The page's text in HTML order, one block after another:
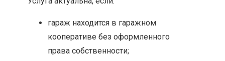
гараж находится в гаражном
кооперативе без оформленного
права собственности;